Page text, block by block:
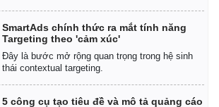
SmartAds chính thức ra mắt tính năng
Targeting theo 'cảm xúc'
Đây là bước mở rộng quan trọng trong hệ sinh
thái contextual targeting.
5 công cụ tạo tiêu đề và mô tả quảng cáo